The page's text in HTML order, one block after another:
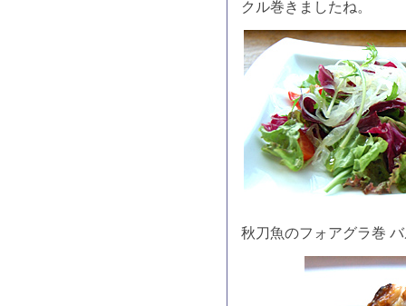
クル巻きましたね。
秋刀魚のフォアグラ巻